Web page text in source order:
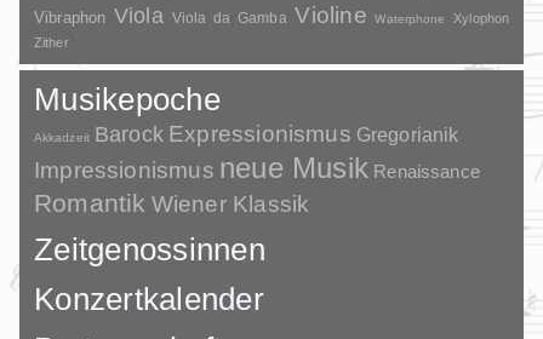
Vibraphon Viola Viola da Gamba Violine Waterphone
Xylophon
Zither
Musikepoche
Akkadzeit Barock Expressionismus Gregorianik
Impressionismus neue Musik Renaissance
Romantik Wiener Klassik
Zeitgenossinnen
Konzertkalender